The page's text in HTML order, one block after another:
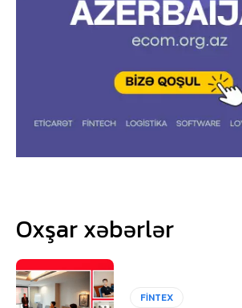
Oxşar xəbərlər
FİNTEX